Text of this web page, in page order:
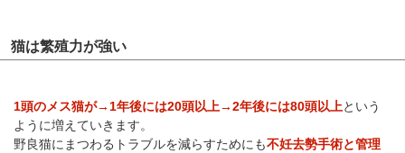
猫は繁殖力が強い
1頭のメス猫が→1年後には20頭以上→2年後には80頭以上という
ように増えていきます。
野良猫にまつわるトラブルを減らすためにも不妊去勢手術と管理